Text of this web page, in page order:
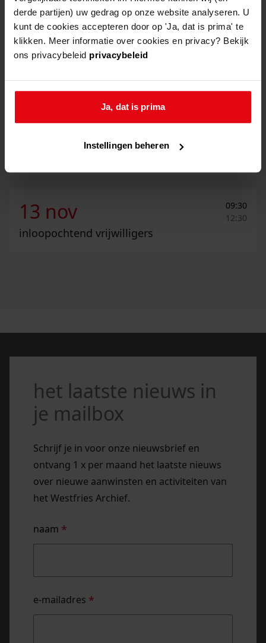
derde partijen) uw gedrag op onze website analyseren. U
kunt de cookies accepteren door op 'Ja, dat is prima' te
klikken. Meer informatie over cookies en privacy? Bekijk
ons privacybeleid privacybeleid
Ja, dat is prima
Instellingen beheren
inloopochtend vrijwilligers
16 okt
stamboomcafé
Stamboomcafé
Beginnerscursus stamboomonderzoek
13 nov
09:30
12:30
inloopochtend vrijwilligers
het laatste nieuws in
je mailbox
Schrijf je in voor onze nieuwsbrief en
ontvang 1 x per maand het laatste nieuws
over nieuwe aanwinsten en activiteiten van
het Westfries Archief.
naam *
e-mailadres *